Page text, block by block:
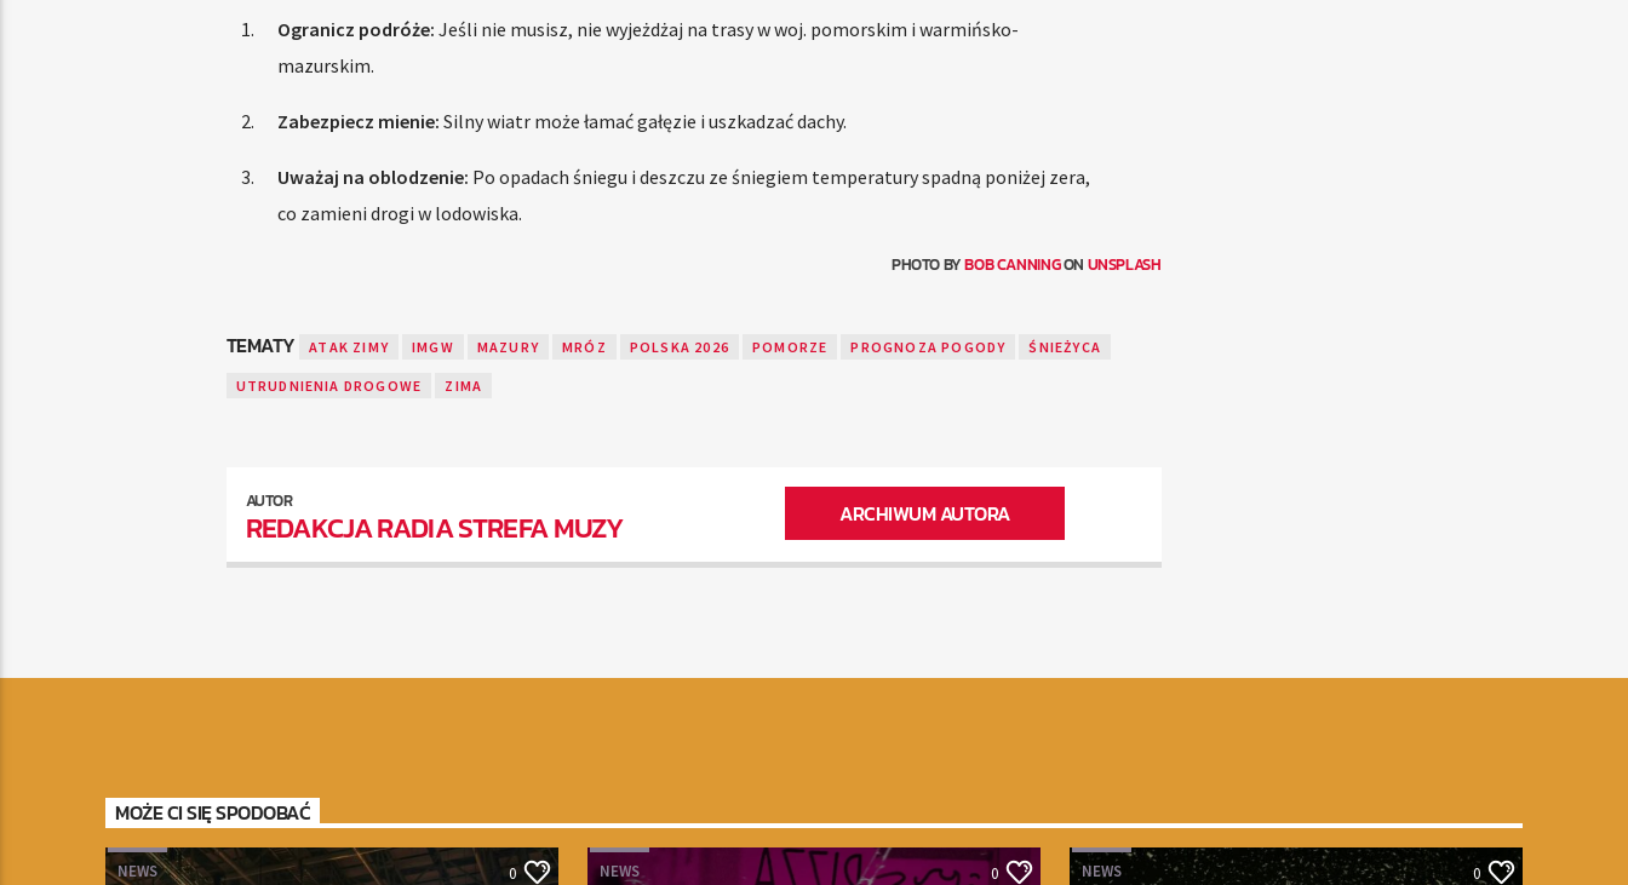
Ogranicz podróże: Jeśli nie musisz, nie wyjeżdżaj na trasy w woj. pomorskim i warmińsko-
mazurskim.
Zabezpiecz mienie: Silny wiatr może łamać gałęzie i uszkadzać dachy.
Uważaj na oblodzenie: Po opadach śniegu i deszczu ze śniegiem temperatury spadną poniżej zera,
co zamieni drogi w lodowiska.
PHOTO BYBOB CANNINGON UNSPLASH
TEMATY ATAK ZIMY IMGW MAZURY MRÓZ POLSKA 2026 POMORZE PROGNOZA POGODY ŚNIEŻYCA
UTRUDNIENIA DROGOWE ZIMA
AUTOR
REDAKCJA RADIA STREFA MUZY ARCHIWUM AUTORA
MOŻE CI SIĘ SPODOBAĆ
NEWS 0 NEWS 0 NEWS 0